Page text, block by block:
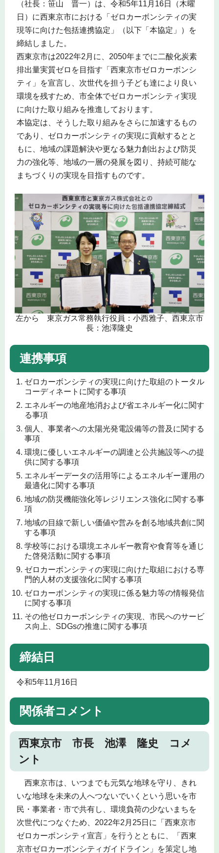
（社長：笹山 晋一）は、令和5年11月16日（木曜
日）に西東京市における「ゼロカーボンシティの実
現等に向けた包括連携協定」（以下「本協定」）を
締結しました。
西東京市は2022年2月に、2050年までに二酸化炭素
排出量実質ゼロを目指す「西東京市ゼロカーボンシ
ティ」を宣言し、次世代を担う子ども達により良い
環境を残すため、市全体でゼロカーボンシティ実現
に向けた取り組みを推進しております。
本協定は、そうした取り組みをさらに加速するもの
であり、ゼロカーボンシティの実現に貢献するとと
もに、地域の課題解決や更なる魅力創出および防災
力の強化等、地域の一層の発展を図り、持続可能な
まちづくりの実現を目指すものです。
左から 東京ガス常務執行役員：小西雅子、西東京市
長：池澤隆史
連携事項
ゼロカーボンシティの実現に向けた取組のトータル
コーディネートに関する事項
エネルギーの地産地消および省エネルギー化に関す
る事項
個人、事業者への太陽光発電設備等の普及に関する
事項
環境に優しいエネルギーの調達と公共施設等への提
供に関する事項
エネルギーデータの活用等によるエネルギー運用の
最適化に関する事項
地域の防災機能強化等レジリエンス強化に関する事
項
地域の目線で新しい価値や営みを創る地域共創に関
する事項
学校等における環境エネルギー教育や食育等を通じ
た啓発活動に関する事項
ゼロカーボンシティの実現に向けた取組における専
門的人材の支援強化に関する事項
ゼロカーボンシティの実現に係る魅力等の情報発信
に関する事項
その他ゼロカーボンシティの実現、市民へのサービ
ス向上、SDGsの推進に関する事項
締結日
令和5年11月16日
関係者コメント
西東京市 市長 池澤 隆史 コメ
ント
西東京市は、いつまでも元気な地球を守り、きれ
いな地球を未来の人へつないでいくという思いを市
民・事業者・市で共有し、環境負荷の少ないまちを
次世代につなぐため、2022年2月25日に「西東京市
ゼロカーボンシティ宣言」を行うとともに、「西東
京市ゼロカーボンシティガイドライン」を策定し地